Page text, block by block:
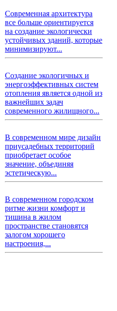
Современная архитектура
все больше ориентируется
на создание экологически
устойчивых зданий, которые
минимизируют...
Создание экологичных и
энергоэффективных систем
отопления является одной из
важнейших задач
современного жилищного...
В современном мире дизайн
приусадебных территорий
приобретает особое
значение, объединяя
эстетическую...
В современном городском
ритме жизни комфорт и
тишина в жилом
пространстве становятся
залогом хорошего
настроения,...